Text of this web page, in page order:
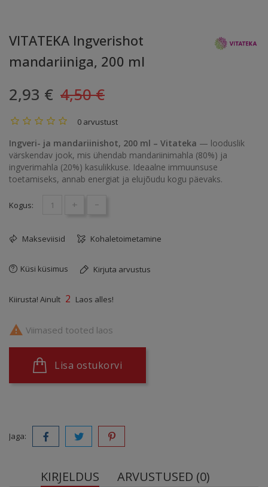
VITATEKA Ingverishot
mandariiniga, 200 ml
2,93 € 4,50 €
0 arvustust
Ingveri- ja mandariinishot, 200 ml – Vitateka — looduslik
värskendav jook, mis ühendab mandariinimahla (80%) ja
ingverimahla (20%) kasulikkuse. Ideaalne immuunsuse
toetamiseks, annab energiat ja elujõudu kogu päevaks.
Kogus: + -
Makseviisid Kohaletoimetamine
Küsi küsimus Kirjuta arvustus
Kiirusta! Ainult 2 Laos alles!
 Viimased tooted laos
Lisa ostukorvi
Jaga:
KIRJELDUS ARVUSTUSED (0)